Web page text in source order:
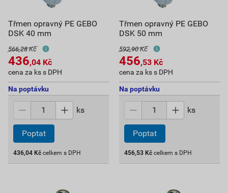
Třmen opravný PE GEBO
DSK 40 mm
566,28 Kč
436,04 Kč
cena za ks s DPH
Na poptávku
ks
Poptat
436,04 Kč celkem s DPH
Třmen opravný PE GEBO
DSK 50 mm
592,90 Kč
456,53 Kč
cena za ks s DPH
Na poptávku
ks
Poptat
456,53 Kč celkem s DPH